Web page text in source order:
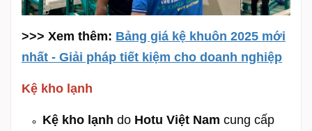
>>> Xem thêm: Bảng giá kệ khuôn 2025 mới
nhất - Giải pháp tiết kiệm cho doanh nghiệp
Kệ kho lạnh
Kệ kho lạnh do Hotu Việt Nam cung cấp